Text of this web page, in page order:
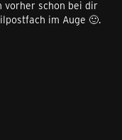
vorher schon bei dir
im Auge 🙂.